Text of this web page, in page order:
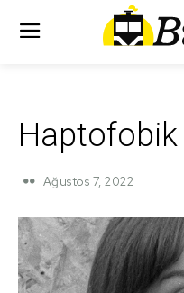
Ağustos 7, 2022